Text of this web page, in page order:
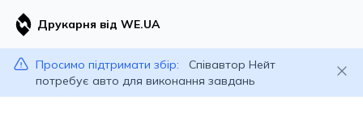
Друкарня від WE.UA
Просимо підтримати збір:
Співавтор Нейт
потребує авто для виконання завдань